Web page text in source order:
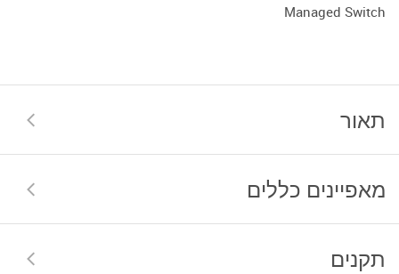
Managed Switch
תאור
מאפיינים כללים
תקנים